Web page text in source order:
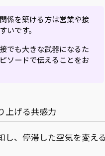
係を築ける方は営業や接
いです。
でも大きな武器になるた
ソードで伝えることをお
上げる共感力
し、停滞した空気を変え